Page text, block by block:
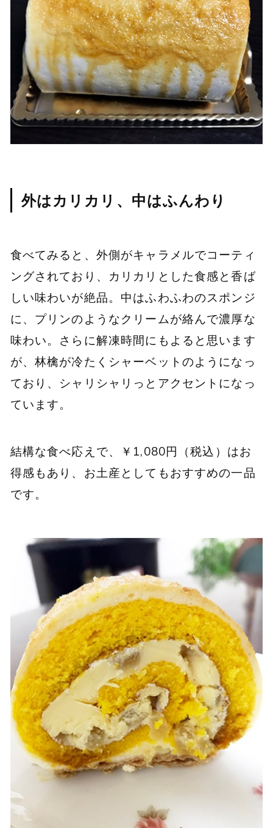
外はカリカリ、中はふんわり
食べてみると、外側がキャラメルでコーティ
ングされており、カリカリとした食感と香ば
しい味わいが絶品。中はふわふわのスポンジ
に、プリンのようなクリームが絡んで濃厚な
味わい。さらに解凍時間にもよると思います
が、林檎が冷たくシャーベットのようになっ
ており、シャリシャリっとアクセントになっ
ています。
結構な食べ応えで、￥1,080円（税込）はお
得感もあり、お土産としてもおすすめの一品
です。